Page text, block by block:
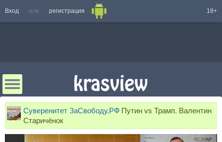
Вход или регистрация 18+
Суверенитет ЗаСвободу.РФ Путин vs Трамп. Валентин
Старичёнок